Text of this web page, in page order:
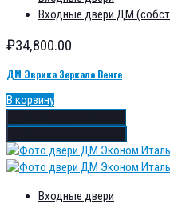
Входные двери ДМ
₽34,800.00
ДМ Эврика Зеркало Венге
В корзину
Входные двери